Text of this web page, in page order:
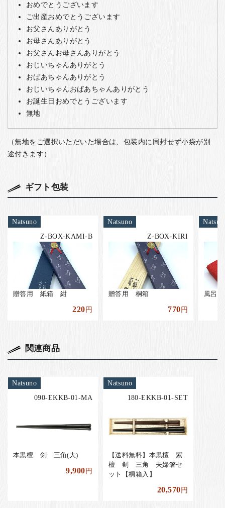
おめでとうございます
ご出産おめでとうございます
お父さんありがとう
お母さんありがとう
お父さんお母さんありがとう
おじいちゃんありがとう
おばあちゃんありがとう
おじいちゃんおばあちゃんありがとう
お誕生日おめでとうございます
無地
（無地をご選択いただいた場合は、包装内に同封せず小袋が別
途付きます）
ギフト包装
Natsuno
Z-BOX-KAMI-B
贈答用 紙箱 紺
220円
Natsuno
Z-BOX-KIRI
贈答用 桐箱
770円
風呂
関連商品
Natsuno
090-EKKB-01-MA
本黒檀 剣 三角(大)
9,900円
Natsuno
180-EKKB-01-SET
【送料無料】本黒檀 紫
檀 剣 三角 夫婦箸セ
ット【桐箱入】
20,570円